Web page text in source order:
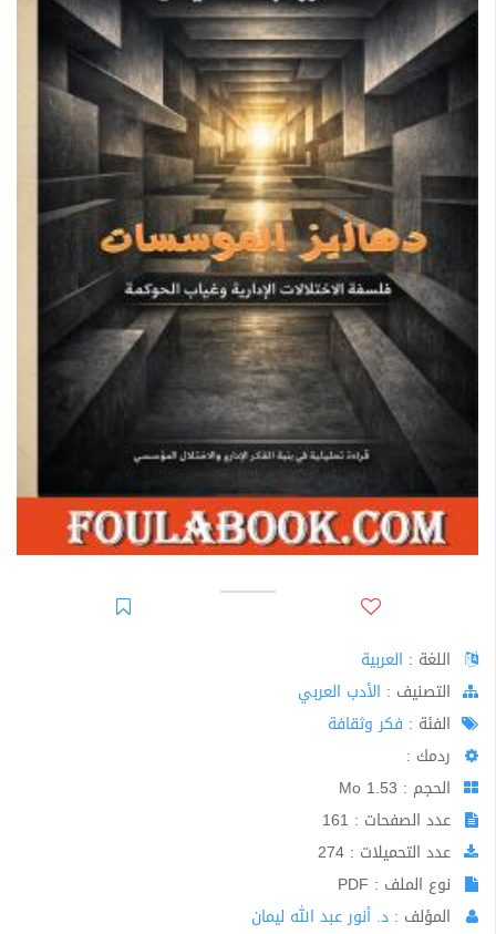
اللغة : العربية
اﻟﺘﺼﻨﻴﻒ : الأدب العربي
الفئة : فكر وثقافة
ردمك :
الحجم : 1.53 Mo
عدد الصفحات : 161
عدد التحميلات : 274
نوع الملف : PDF
المؤلف : د. أنور عبد الله ليمان